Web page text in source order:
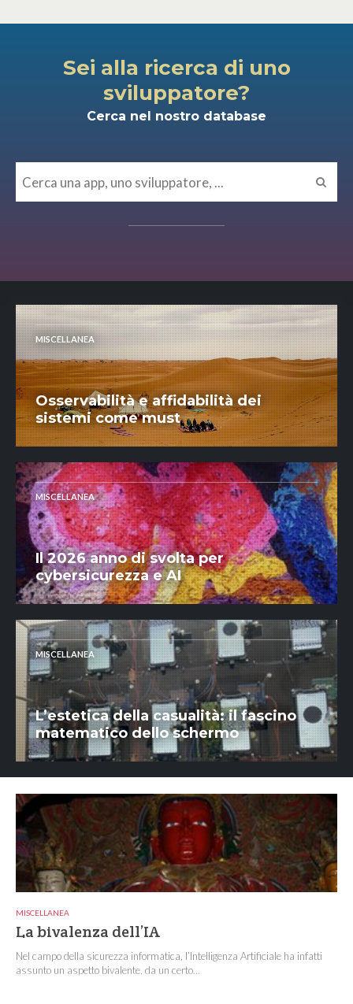
Sei alla ricerca di uno
sviluppatore?
Cerca nel nostro database
MISCELLANEA
Osservabilità e affidabilità dei
sistemi come must
MISCELLANEA
Il 2026 anno di svolta per
cybersicurezza e AI
MISCELLANEA
L’estetica della casualità: il fascino
matematico dello schermo
MISCELLANEA
La bivalenza dell’IA
Nel campo della sicurezza informatica, l’Intelligenza Artificiale ha infatti
assunto un aspetto bivalente, da un certo...